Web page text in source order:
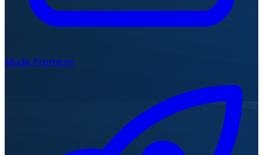
Mode Premium